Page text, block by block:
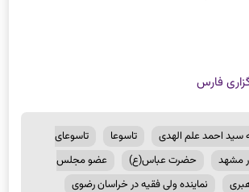
مشهد
حضرت عباس(ع)
عضو مجلس
نماینده ولی فقیه در خراسان رضوی